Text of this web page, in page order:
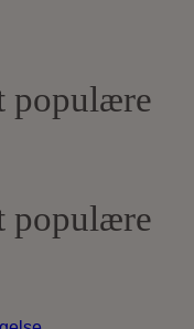
populære
populære